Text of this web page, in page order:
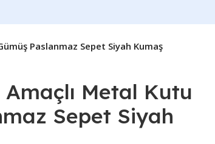
Paslanmaz Sepet Siyah Kumaş
Metal Kutu
Sepet Siyah